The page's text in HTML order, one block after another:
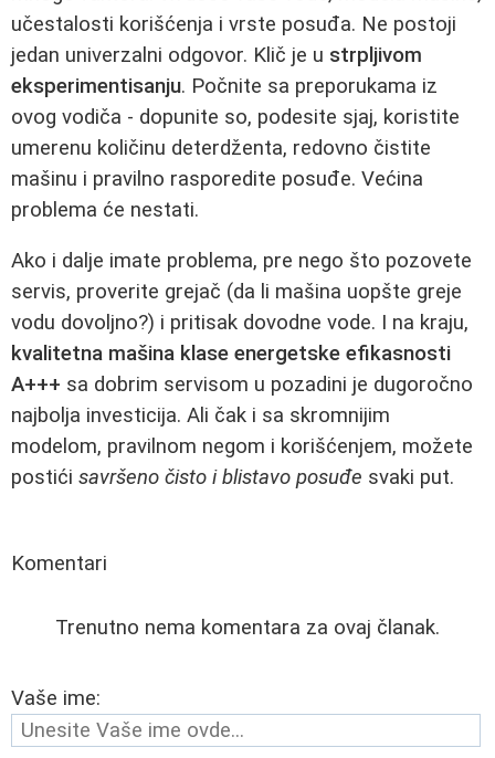
učestalosti korišćenja i vrste posuđa. Ne postoji
jedan univerzalni odgovor. Klič je u strpljivom
eksperimentisanju. Počnite sa preporukama iz
ovog vodiča - dopunite so, podesite sjaj, koristite
umerenu količinu deterdženta, redovno čistite
mašinu i pravilno rasporedite posuđe. Većina
problema će nestati.
Ako i dalje imate problema, pre nego što pozovete
servis, proverite grejač (da li mašina uopšte greje
vodu dovoljno?) i pritisak dovodne vode. I na kraju,
kvalitetna mašina klase energetske efikasnosti
A+++ sa dobrim servisom u pozadini je dugoročno
najbolja investicija. Ali čak i sa skromnijim
modelom, pravilnom negom i korišćenjem, možete
postići savršeno čisto i blistavo posuđe svaki put.
Komentari
Trenutno nema komentara za ovaj članak.
Vaše ime: